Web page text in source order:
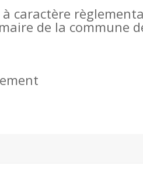
caractère
de la commune